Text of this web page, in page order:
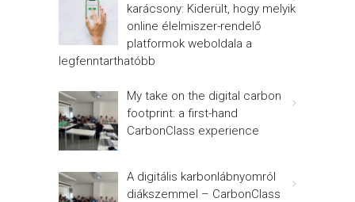
karácsony: Kiderült, hogy melyik
online élelmiszer-rendelő
platformok weboldala a
legfenntarthatóbb
My take on the digital carbon
footprint: a first-hand
CarbonClass experience
A digitális karbonlábnyomról
diákszemmel – CarbonClass